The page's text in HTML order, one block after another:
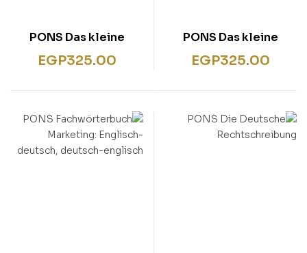
PONS Das kleine
Worterbuch Englisch-
EGP325.00
PONS Das kleine
Wörterbuch
Français
EGP325.00